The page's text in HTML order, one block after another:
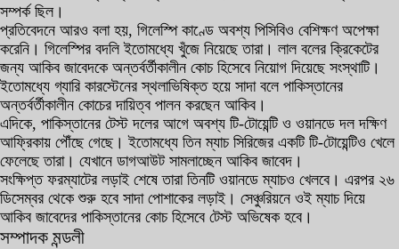
সম্পর্ক ছিল।
প্রতিবেদনে আরও বলা হয়, গিলেস্পি কাণ্ডে অবশ্য পিসিবিও বেশিক্ষণ অপেক্ষা
করেনি। গিলেস্পির বদলি ইতোমধ্যে খুঁজে নিয়েছে তারা। লাল বলের ক্রিকেটের
জন্য আকিব জাবেদকে অন্তর্বর্তীকালীন কোচ হিসেবে নিয়োগ দিয়েছে সংস্থাটি।
ইতোমধ্যে গ্যারি কারস্টেনের স্থলাভিষিক্ত হয়ে সাদা বলে পাকিস্তানের
অন্তর্বর্তীকালীন কোচের দায়িত্ব পালন করছেন আকিব।
এদিকে, পাকিস্তানের টেস্ট দলের আগে অবশ্য টি-টোয়েন্টি ও ওয়ানডে দল দক্ষিণ
আফ্রিকায় পৌঁছে গেছে। ইতোমধ্যে তিন ম্যাচ সিরিজের একটি টি-টোয়েন্টিও খেলে
ফেলেছে তারা। যেখানে ডাগআউট সামলাচ্ছেন আকিব জাবেদ।
সংক্ষিপ্ত ফরম্যাটের লড়াই শেষে তারা তিনটি ওয়ানডে ম্যাচও খেলবে। এরপর ২৬
ডিসেম্বর থেকে শুরু হবে সাদা পোশাকের লড়াই। সেঞ্চুরিয়নে ওই ম্যাচ দিয়ে
আকিব জাবেদের পাকিস্তানের কোচ হিসেবে টেস্ট অভিষেক হবে।
সম্পাদক মন্ডলী